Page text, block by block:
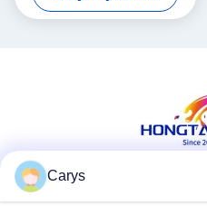
67911 için orijinal Isıtıcı
Carys